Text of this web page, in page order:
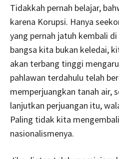
Tidakkah pernah belajar,
karena Korupsi. Hanya
yang pernah jatuh kembali
bangsa kita bukan keledai,
akan terbang tinggi
pahlawan terdahulu telah
memperjuangkan tanah air,
lanjutkan perjuangan itu,
Paling tidak kita
nasionalismenya.